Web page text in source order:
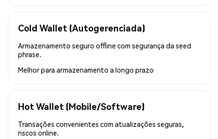
Cold Wallet (Autogerenciada)
Armazenamento seguro offline com segurança da seed
phrase.
Melhor para armazenamento a longo prazo
Hot Wallet (Mobile/Software)
Transações convenientes com atualizações seguras,
riscos online.